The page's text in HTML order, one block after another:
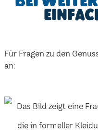
Für Fragen zu den
an: